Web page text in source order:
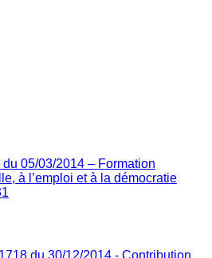
du 05/03/2014 – Formation
à l’emploi et à la démocratie
du 30/12/2014 - Contribution